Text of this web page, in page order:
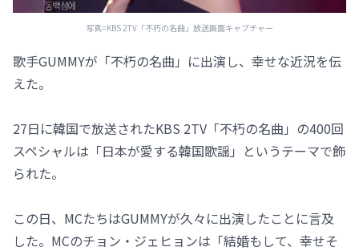
写真=KBS 2TV「不朽の名曲」放送画面キャプチャー
歌手GUMMYが「不朽の名曲」に出演し、幸せな近況を伝
えた。
27日に韓国で放送されたKBS 2TV「不朽の名曲」の400回
スペシャルは「日本が愛する韓国歌謡」というテーマで飾
られた。
この日、MCたちはGUMMYが久々に出演したことに言及
した。MCのチョン・ジェヒョンは「結婚もして、幸せそ